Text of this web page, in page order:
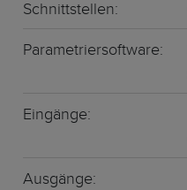
Schnittstellen:
Parametriersoftware:
Eingänge:
Ausgänge: